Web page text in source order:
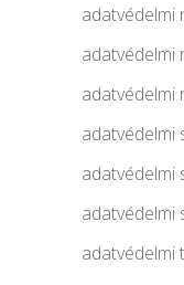
adatvédelmi
adatvédelmi
adatvédelmi
adatvédelmi
adatvédelmi
adatvédelmi
adatvédelmi